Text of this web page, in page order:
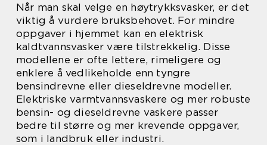
Når man skal velge en høytrykksvasker, er det
viktig å vurdere bruksbehovet. For mindre
oppgaver i hjemmet kan en elektrisk
kaldtvannsvasker være tilstrekkelig. Disse
modellene er ofte lettere, rimeligere og
enklere å vedlikeholde enn tyngre
bensindrevne eller dieseldrevne modeller.
Elektriske varmtvannsvaskere og mer robuste
bensin- og dieseldrevne vaskere passer
bedre til større og mer krevende oppgaver,
som i landbruk eller industri.